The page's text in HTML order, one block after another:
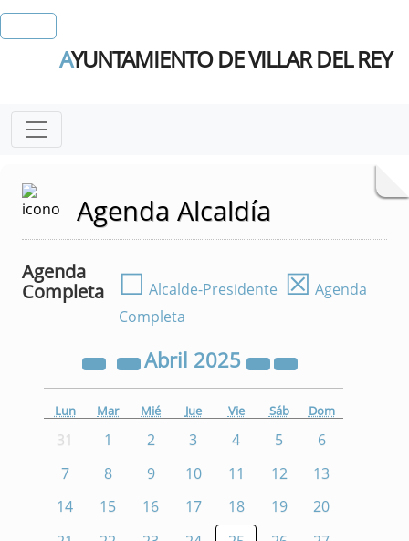
AYUNTAMIENTO DE VILLAR DEL REY
Agenda Alcaldía
Agenda
Completa
☐ Alcalde-Presidente ☒ Agenda
Completa
Abril 2025
Lun Mar Mié Jue Vie Sáb Dom
31 1 2 3 4 5
6
7
8 9 10 11 12
13
14
15 16 17 18 19
20